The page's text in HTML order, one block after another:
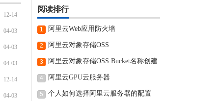
12-14
04-03
04-03
04-03
12-14
04-03
阅读排行
1 阿里云Web应用防火墙
2 阿里云对象存储OSS
3
阿里云对象存储OSS Bucket名称创建
完可
4 阿里云GPU云服务器
5 个人如何选择阿里云服务器的配置